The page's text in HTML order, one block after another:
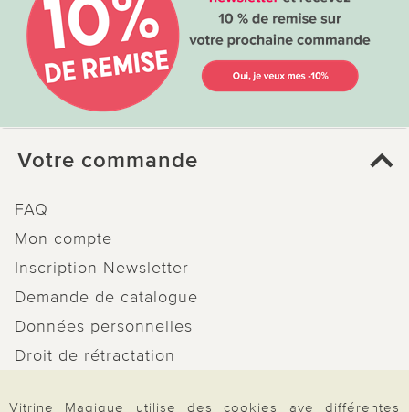
Votre commande
FAQ
Mon compte
Inscription Newsletter
Demande de catalogue
Données personnelles
Droit de rétractation
Vitrine Magique utilise des cookies ave différentes